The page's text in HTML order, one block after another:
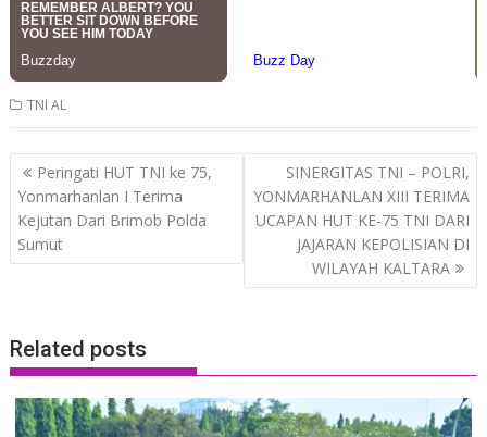
TNI AL
Post
navigation
Peringati HUT TNI ke 75,
Yonmarhanlan I Terima
Kejutan Dari Brimob Polda
Sumut
SINERGITAS TNI – POLRI,
YONMARHANLAN XIII TERIMA
UCAPAN HUT KE-75 TNI DARI
JAJARAN KEPOLISIAN DI
WILAYAH KALTARA
Related posts